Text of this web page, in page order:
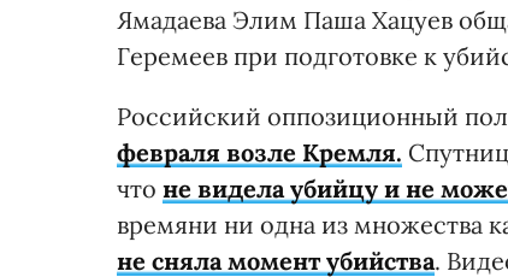
Ямадаева Элим Паша Хацуев
Геремеев при подготовке к
Российский оппозиционный
февраля возле Кремля.
что не видела убийцу и не
времяни ни одна из множества
не сняла момент убийства.